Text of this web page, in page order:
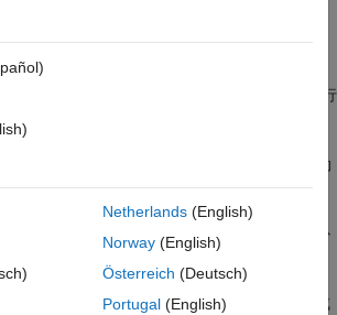
ートの生成
レポートを作成するか、結果を CSV 形式で
ます。
にアップロードされた結果のレポートを実行
の Polyspace Access の結果を指定できます。
ドには、現在選択されている結果の情報が自動
。
からレポートを生成するには、以下のいずれか
析を実行し、その解析結果からレポートを作成
Netherlands(English)
Norway(English)
Österreich (Deutsch)
Portugal(English)